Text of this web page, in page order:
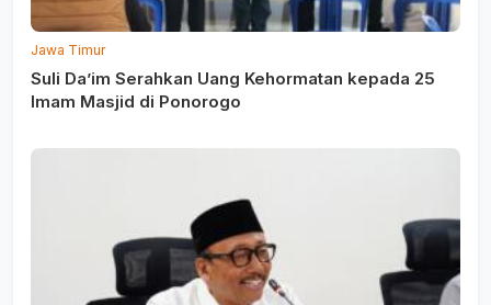
Jawa Timur
Suli Da’im Serahkan Uang Kehormatan kepada 25
Imam Masjid di Ponorogo